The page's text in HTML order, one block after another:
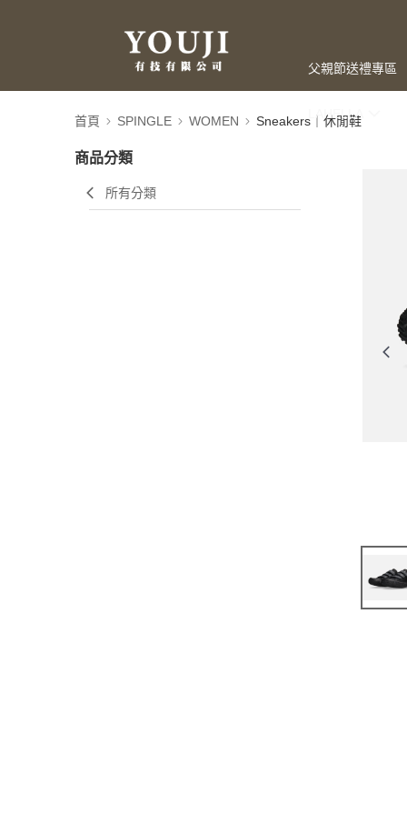
父親節送禮專區
LAHELLA
首頁 SPINGLE WOMEN Sneakers｜休閒鞋
商品分類
所有分類